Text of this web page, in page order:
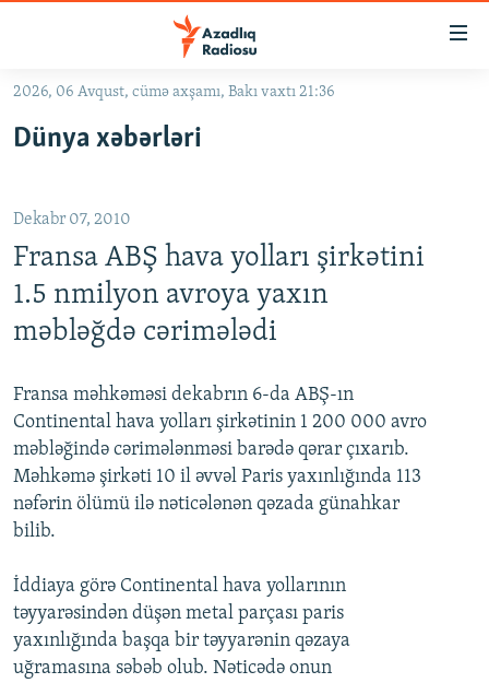
Əsas
qayıt
qayıt
Axtarışa
#İZAHLA
QANUNI DOĞRU
ARAŞDIRMA
MULTIMEDIA
VIDEO
FOTOQALEREYA
İNFOQRAFIKA
RADIO ARXIV
OXU ZALI
AZƏRBAYCAN ƏDƏBIYYATI KITABXANASI
İZ - MƏDƏNIYYƏT PROQRAMI
HAQQIMIZDA
MISSIYAMIZ
MATERIALLARIMIZDAN ISTIFADƏ
AZADLIQRADIOSU MOBIL TELEFONUNUZDA
BIZIMLƏ ƏLAQƏ
BIZI IZLƏ
RFE/RL-in bütün saytları
2026, 06 Avqust, cümə axşamı, Bakı vaxtı 21:36
Dünya xəbərləri
Dekabr 07, 2010
Fransa ABŞ hava yolları şirkətini
1.5 nmilyon avroya yaxın
məbləğdə cərimələdi
Fransa məhkəməsi dekabrın 6-da ABŞ-ın
Continental hava yolları şirkətinin 1 200 000 avro
məbləğində cərimələnməsi barədə qərar çıxarıb.
Məhkəmə şirkəti 10 il əvvəl Paris yaxınlığında 113
nəfərin ölümü ilə nəticələnən qəzada günahkar
bilib.
İddiaya görə Continental hava yollarının
təyyarəsindən düşən metal parçası paris
yaxınlığında başqa bir təyyarənin qəzaya
uğramasına səbəb olub. Nəticədə onun